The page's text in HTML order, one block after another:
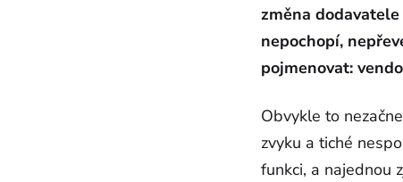
změna
nepochopí,
pojmenovat:
Obvykle to
zvyku a tiché
funkci, a najednou